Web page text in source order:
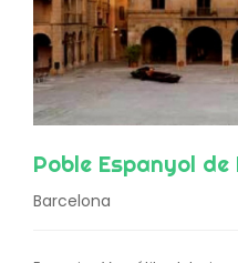
Poble Espanyol
Barcelona